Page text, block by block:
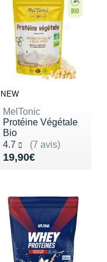
NEW
MelTonic
Protéine Végétale
Bio
4.7
(7 avis)
Noté 4.7 sur 5
19,90€
Vendu 19,90€